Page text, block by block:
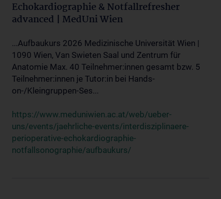
Echokardiographie & Notfallrefresher
advanced | MedUni Wien
...Aufbaukurs 2026 Medizinische Universität Wien |
1090 Wien, Van Swieten Saal und Zentrum für
Anatomie Max. 40 Teilnehmer:innen gesamt bzw. 5
Teilnehmer:innen je Tutor:in bei Hands-
on-/Kleingruppen-Ses...
https://www.meduniwien.ac.at/web/ueber-
uns/events/jaehrliche-events/interdisziplinaere-
perioperative-echokardiographie-
notfallsonographie/aufbaukurs/